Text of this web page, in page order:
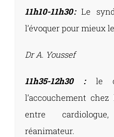
11h10-11h30 :Le
l’évoquer pour mieux
Dr A. Youssef
11h35-12h30 :le
l’accouchement
entre
réanimateur.